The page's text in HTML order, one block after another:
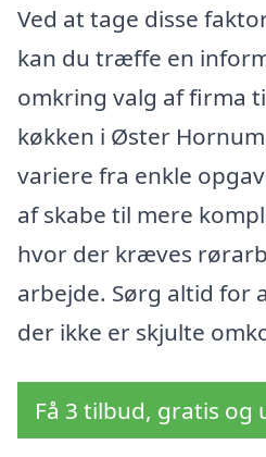
Ved at tage disse
kan du træffe en
omkring valg af firma
køkken i Øster
variere fra enkle
af skabe til mere
hvor der kræves
arbejde. Sørg altid for
der ikke er skjulte
Få 3 tilbud, gratis